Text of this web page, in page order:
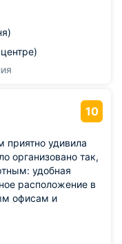
10
приятно удивила
организовано так,
удобная
расположение в
офисам и
отдыху